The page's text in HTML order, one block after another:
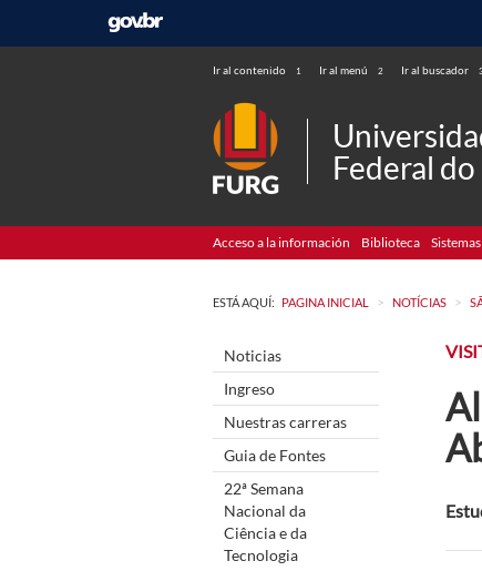
Ir al contenido 1 Ir al menú 2 Ir al buscador
Federal
Acceso a la información Biblioteca Sistemas
ESTÁ AQUÍ: PAGINA INICIAL > NOTÍCIAS >
Noticias
Ingreso
Nuestras carreras
Guia de Fontes
22ª Semana
Nacional da
Ciência e da
Tecnologia